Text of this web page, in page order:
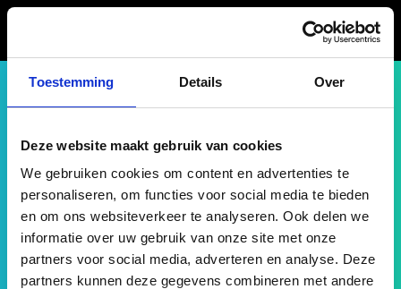
Toestemming Details Over
Deze website maakt gebruik van cookies
We gebruiken cookies om content en advertenties te
personaliseren, om functies voor social media te bieden
en om ons websiteverkeer te analyseren. Ook delen we
informatie over uw gebruik van onze site met onze
partners voor social media, adverteren en analyse. Deze
partners kunnen deze gegevens combineren met andere
Techsharks versnelt met
persoonlijke onboarding
voor de nieuwe CFO.